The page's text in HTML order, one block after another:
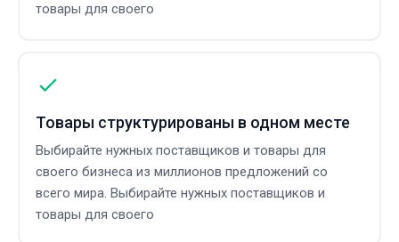
товары для своего
Товары структурированы в одном месте
Выбирайте нужных поставщиков и товары для
своего бизнеса из миллионов предложений со
всего мира. Выбирайте нужных поставщиков и
товары для своего